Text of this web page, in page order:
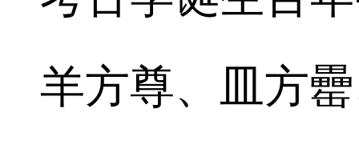
羊方尊、皿方